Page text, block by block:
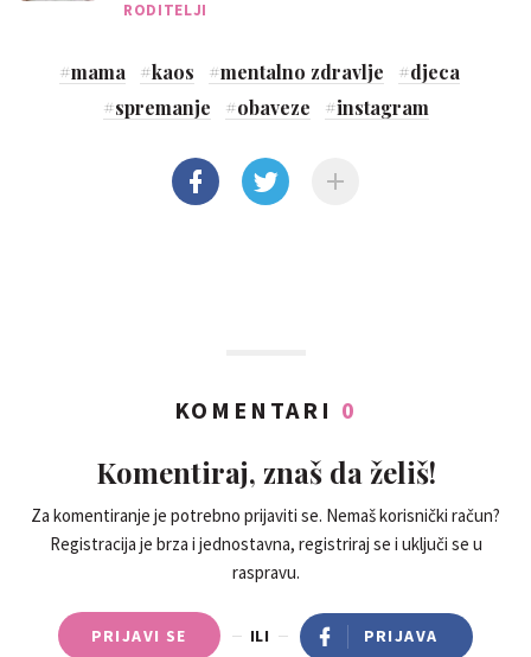
RODITELJI
#mama #kaos #mentalno zdravlje #djeca
#spremanje #obaveze #instagram
KOMENTARI 0
Komentiraj, znaš da želiš!
Za komentiranje je potrebno prijaviti se. Nemaš korisnički račun?
Registracija je brza i jednostavna, registriraj se i uključi se u
raspravu.
PRIJAVI SE ILI PRIJAVA